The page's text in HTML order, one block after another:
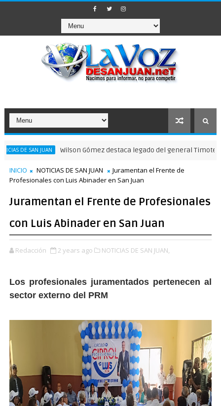
JUAN Wilson Gómez destaca legado del general Timoteo Ogando
INICIO NOTICIAS DE SAN JUAN
Juramentan el Frente de
Profesionales con Luis Abinader en San Juan
Juramentan el Frente de Profesionales
con Luis Abinader en San Juan
Redacción 2 years ago NOTICIAS DE SAN JUAN,
Los profesionales juramentados pertenecen al
sector externo del PRM